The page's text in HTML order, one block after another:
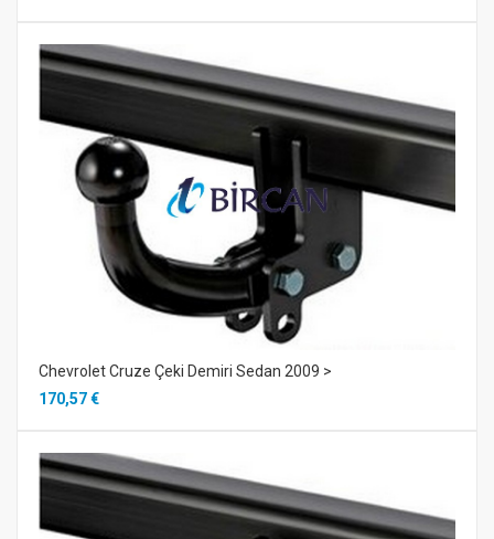
Chevrolet Cruze Çeki Demiri Sedan 2009 >
170,57 €